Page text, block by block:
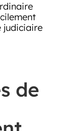
judiciaire
de